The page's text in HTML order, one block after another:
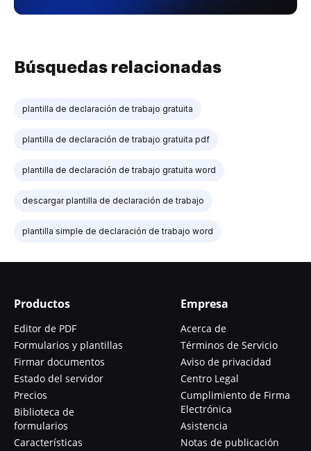
Búsquedas relacionadas
plantilla de declaración de trabajo gratuita
plantilla de declaración de trabajo gratuita pdf
plantilla de declaración de trabajo gratuita word
descargar plantilla de declaración de trabajo
plantilla simple de declaración de trabajo word
Productos
Editor de PDF
Formularios y plantillas
Firmar documentos
Estado del servidor
Precios
Biblioteca de
formularios
Características
Empresa
Acerca de
Términos de Servicio
Aviso de privacidad
Centro Legal
Cumplimiento de Firma
Electrónica
Asistencia
Notas de publicación